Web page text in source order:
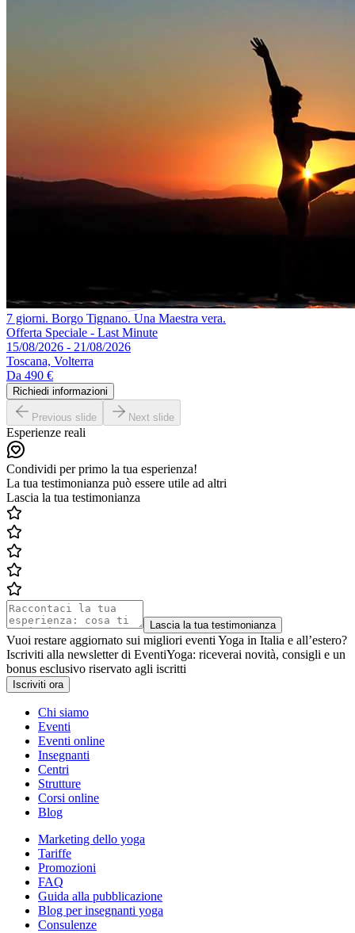
7 giorni. Borgo Tignano. Una Maestra vera.
Offerta Speciale - Last Minute
15/08/2026 - 21/08/2026
Toscana, Volterra
Da 490 €
Richiedi informazioni
Previous slide Next slide
Esperienze reali
Condividi per primo la tua esperienza!
La tua testimonianza può essere utile ad altri
Lascia la tua testimonianza
Lascia la tua testimonianza
Vuoi restare aggiornato sui migliori eventi Yoga in Italia e all’estero?
Iscriviti alla newsletter di EventiYoga: riceverai novità, consigli e un
bonus esclusivo riservato agli iscritti
Iscriviti ora
Chi siamo
Eventi
Eventi online
Insegnanti
Centri
Strutture
Corsi online
Blog
Marketing dello yoga
Tariffe
Promozioni
FAQ
Guida alla pubblicazione
Blog per insegnanti yoga
Consulenze